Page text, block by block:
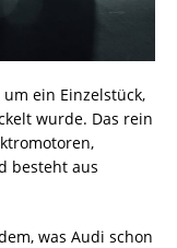
ein Einzelstück,
wurde. Das rein
besteht aus
was Audi schon